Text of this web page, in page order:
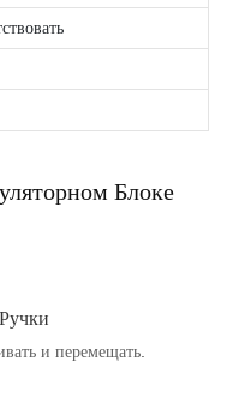
Блоке
и перемещать.